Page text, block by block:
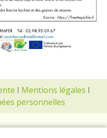
I Mentions légales I
personnelles